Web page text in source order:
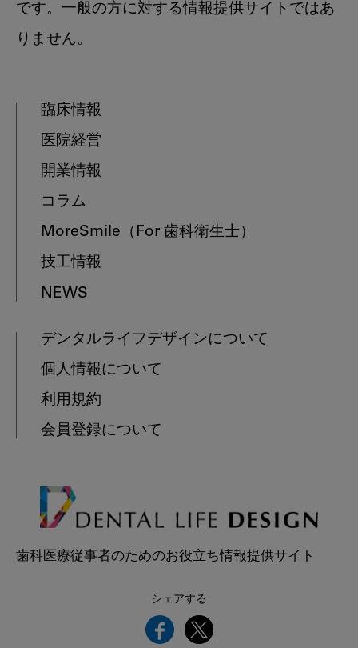
です。一般の方に対する情報提供サイトではあ
りません。
臨床情報
医院経営
開業情報
コラム
MoreSmile （For 歯科衛生士）
技工情報
NEWS
デンタルライフデザインについて
個人情報について
利用規約
会員登録について
歯科医療従事者のためのお役立ち情報提供サイト
シェアする